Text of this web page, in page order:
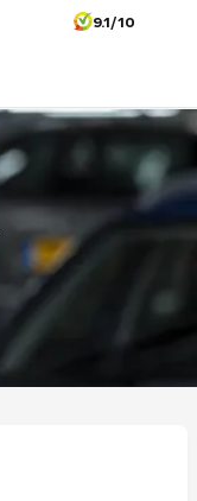
9.1/10